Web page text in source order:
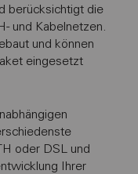
berücksichtigt die
und Kabelnetzen.
und können
eingesetzt
oder DSL und
Ihrer